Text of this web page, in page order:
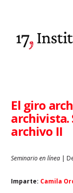
El giro
archivista.
archivo II
Seminario en línea |
Imparte: Camila